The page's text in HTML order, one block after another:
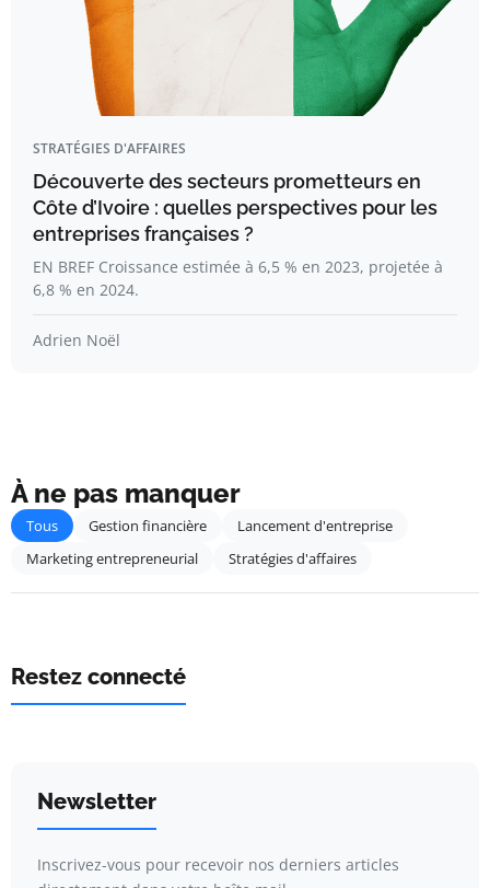
STRATÉGIES D'AFFAIRES
Découverte des secteurs prometteurs en
Côte d’Ivoire : quelles perspectives pour les
entreprises françaises ?
EN BREF Croissance estimée à 6,5 % en 2023, projetée à
6,8 % en 2024.
Adrien Noël
À ne pas manquer
Tous Gestion financière
Lancement d'entreprise
Marketing entrepreneurial
Stratégies d'affaires
Restez connecté
Newsletter
Inscrivez-vous pour recevoir nos derniers articles